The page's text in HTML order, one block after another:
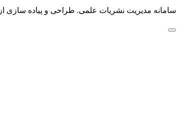
سامانه مدیریت نشریات علمی. طراحی و پیاده سازی از